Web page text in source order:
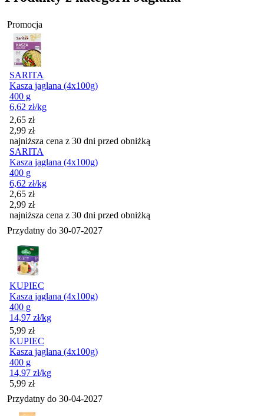
Promocja
SARITA
Kasza jaglana (4x100g)
400 g
6,62 zł/kg
Cena promocyjna
2,65 zł
2,99 zł
najniższa cena z 30 dni przed obniżką
SARITA
Kasza jaglana (4x100g)
400 g
6,62 zł/kg
Cena promocyjna
2,65 zł
2,99 zł
najniższa cena z 30 dni przed obniżką
Przydatny do 30-07-2027
KUPIEC
Kasza jaglana (4x100g)
400 g
14,97 zł/kg
Cena
5,99 zł
KUPIEC
Kasza jaglana (4x100g)
400 g
14,97 zł/kg
Cena
5,99 zł
Przydatny do 30-04-2027